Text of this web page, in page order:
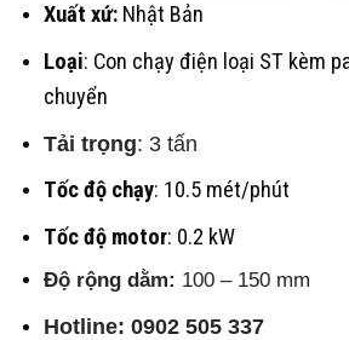
Xuất xứ:Nhật Bản
Loại: Con chạy điện loại ST kèm
chuyển
Tải trọng: 3 tấn
Tốc độ chạy: 10.5 mét/phút
Tốc độ motor: 0.2 kW
Độ rộng dằm: 100 – 150 mm
Hotline: 0902 505 337